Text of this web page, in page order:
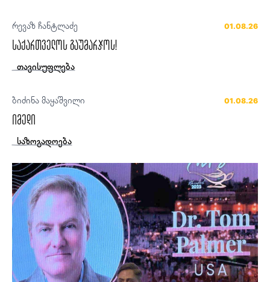
რევაზ ჩანტლაძე 01.08.26
საქართველოს გაუმარჯოს!
თავისუფლება
ბიძინა მაყაშვილი 01.08.26
იმედი
საზოგადოება